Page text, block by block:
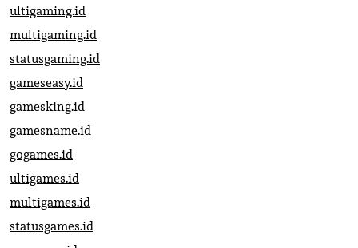
ultigaming.id
multigaming.id
statusgaming.id
gameseasy.id
gamesking.id
gamesname.id
gogames.id
ultigames.id
multigames.id
statusgames.id